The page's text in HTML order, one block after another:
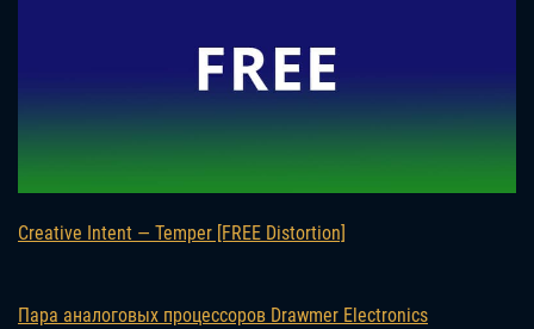
Creative Intent — Temper [FREE Distortion]
Пара аналоговых процессоров Drawmer Electronics